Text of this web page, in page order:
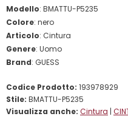
Modello: BMATTU-P5235
Colore: nero
Articolo: Cintura
Genere: Uomo
Brand: GUESS
Codice Prodotto: 193978929
Stile: BMATTU-P5235
Visualizza anche: Cintura |